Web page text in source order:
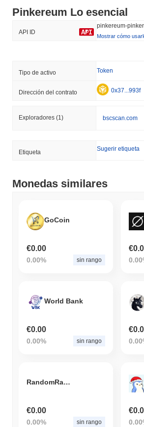
Pinkereum Lo esencial
API ID
pinkereum-
Mostrar cómo
Tipo de activo Token
Dirección del contrato 0x37...993f
Exploradores (1) bscscan.com
Etiqueta Sugerir etiqueta
Monedas similares
GoCoin
€0.00
0.00% sin rango
World Bank
€0.00
0.00% sin rango
RandomRace
€0.00
0.00% sin rango